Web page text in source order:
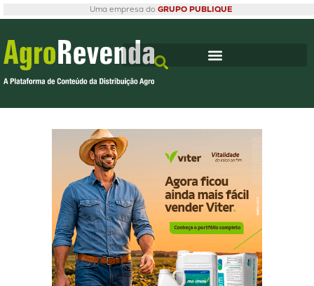
Uma empresa do GRUPO PUBLIQUE